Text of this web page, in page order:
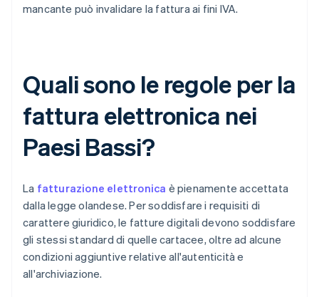
mancante può invalidare la fattura ai fini IVA.
Quali sono le regole per la
fattura elettronica nei
Paesi Bassi?
La fatturazione elettronica è pienamente accettata
dalla legge olandese. Per soddisfare i requisiti di
carattere giuridico, le fatture digitali devono soddisfare
gli stessi standard di quelle cartacee, oltre ad alcune
condizioni aggiuntive relative all'autenticità e
all'archiviazione.